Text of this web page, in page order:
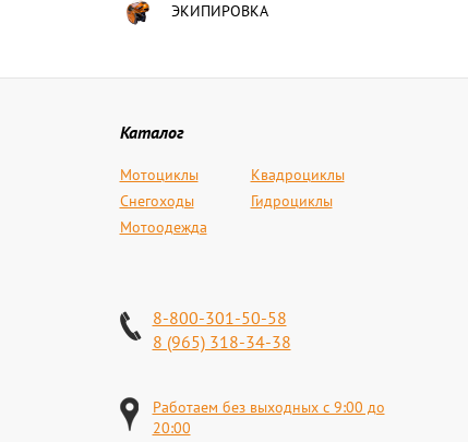
ЭКИПИРОВКА
Каталог
Мотоциклы
Квадроциклы
Снегоходы
Гидроциклы
Мотоодежда
8-800-301-50-58
8 (965) 318-34-38
Работаем без выходных с 9:00 до
20:00